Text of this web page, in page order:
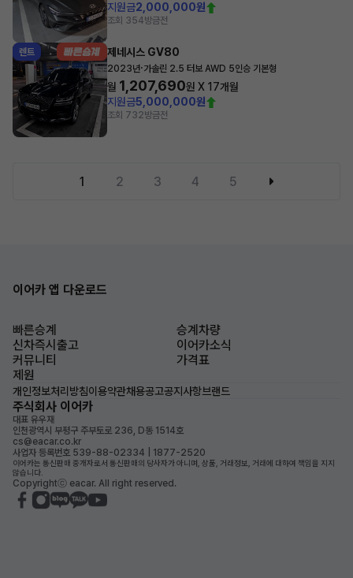
지원금2,000,000원
조회 354방금전
렌트 제네시스 GV80
2023년·가솔린 2.5 터보 AWD 5인승 기본형
월 1,207,690원 X 17개월
지원금5,000,000원
조회 732방금전
1 2 3 4 5
이어카 앱 다운로드
빠른승계
승계차량
신차즉시출고
이어카소식
커뮤니티
가격표
제원
개인정보처리방침이용약관채용공고공지사항브랜드
주식회사 이어카
대표 유우재
인천광역시 부평구 주부토로 236, D동 1514호
cs@eacar.co.kr
사업자 등록번호 539-88-02334 | 1877-2520
이어카는 통신판매 중개자로서 통신판매의 당사자가 아니며, 상품, 거래정보, 거래에 대하여 책임을 지지
않습니다.
Copyrightⓒ eacar. All right reserved.